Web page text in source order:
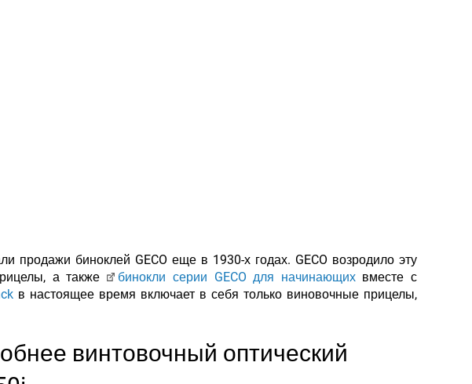
продажи биноклей GECO еще в 1930-х годах. GECO возродило эту
а также
бинокли серии GECO для начинающихвместе с
в настоящее время включает в себя только виновочные прицелы,
винтовочный оптический